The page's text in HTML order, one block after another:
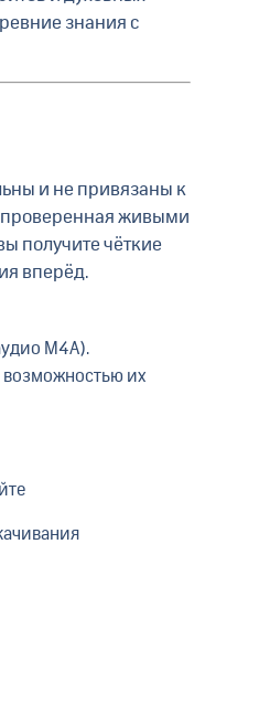
знания с
и не привязаны к
проверенная живыми
получите чёткие
вперёд.
M4A).
возможностью их